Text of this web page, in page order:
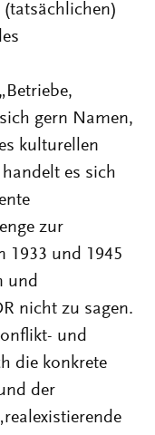
gern Namen,
kulturellen
es sich
zur
1933 und 1945
und
nicht zu sagen.
und
die konkrete
der